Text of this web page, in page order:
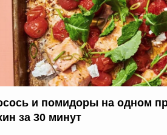
и помидоры на одном
за 30 минут